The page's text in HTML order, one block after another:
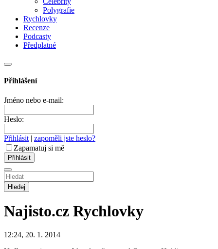
Polygrafie
Rychlovky
Recenze
Podcasty
Předplatné
Přihlášení
Jméno nebo e-mail:
Heslo:
Přihlásit | zapoměli jste heslo?
Zapamatuj si mě
Hledej
Najisto.cz Rychlovky
12:24, 20. 1. 2014